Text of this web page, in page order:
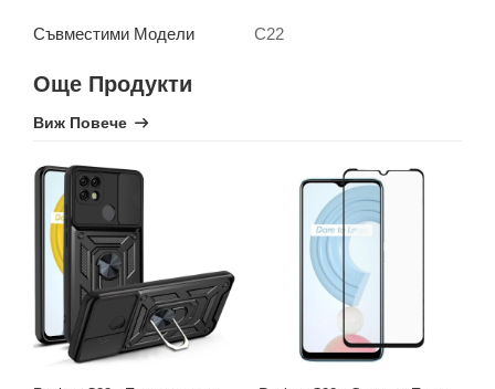
Съвместими Модели C22
Още Продукти
Виж Повече